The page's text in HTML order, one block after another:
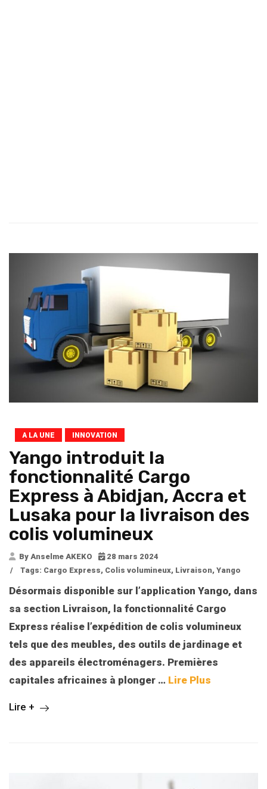
A LA UNE INNOVATION
Yango introduit la
fonctionnalité Cargo
Express à Abidjan, Accra et
Lusaka pour la livraison des
colis volumineux
By Anselme AKEKO
28 mars 2024
/
Tags: Cargo Express, Colis volumineux, Livraison, Yango
Désormais disponible sur l’application Yango, dans
sa section Livraison, la fonctionnalité Cargo
Express réalise l’expédition de colis volumineux
tels que des meubles, des outils de jardinage et
des appareils électroménagers. Premières
capitales africaines à plonger … Lire Plus
Lire +